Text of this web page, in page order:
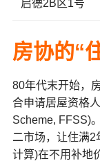
启德2B区1号
房协的“
80年代末开始，
合申请居屋资格
Scheme, FFSS)
二市场，让住满2
计算)在不用补地